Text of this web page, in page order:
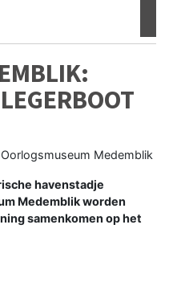
Medemblik
havenstadje
Medemblik worden
samenkomen op het